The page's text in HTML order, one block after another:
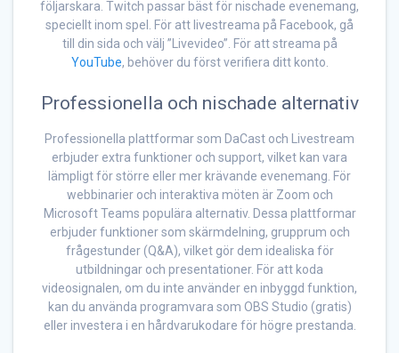
följarskara. Twitch passar bäst för nischade evenemang,
speciellt inom spel. För att livestreama på Facebook, gå
till din sida och välj ”Livevideo”. För att streama på
YouTube, behöver du först verifiera ditt konto.
Professionella och nischade alternativ
Professionella plattformar som DaCast och Livestream
erbjuder extra funktioner och support, vilket kan vara
lämpligt för större eller mer krävande evenemang. För
webbinarier och interaktiva möten är Zoom och
Microsoft Teams populära alternativ. Dessa plattformar
erbjuder funktioner som skärmdelning, grupprum och
frågestunder (Q&A), vilket gör dem idealiska för
utbildningar och presentationer. För att koda
videosignalen, om du inte använder en inbyggd funktion,
kan du använda programvara som OBS Studio (gratis)
eller investera i en hårdvarukodare för högre prestanda.